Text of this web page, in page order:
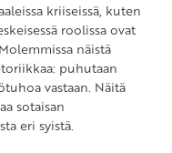
kriiseissä, kuten
roolissa ovat
näistä
puhutaan
vastaan. Näitä
sotaisan
eri syistä.